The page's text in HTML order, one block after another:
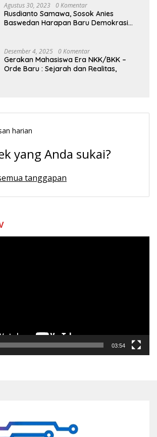
Agustus 30, 2023 0 Komentar
Rusdianto Samawa, Sosok Anies
Baswedan Harapan Baru Demokrasi
Desember 4, 2025 0 Komentar
Gerakan Mahasiswa Era NKK/BKK –
Orde Baru : Sejarah dan Realitas,
harian
yang Anda sukai?
tanggapan
03:54